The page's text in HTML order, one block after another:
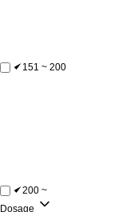
151 ~ 200
200 ~
Dosage